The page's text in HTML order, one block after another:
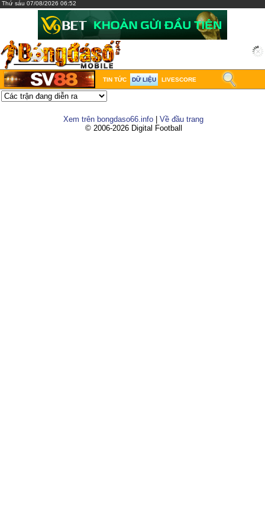
Thứ sáu 07/08/2026 06:52
TIN TỨC DỮ LIỆU LIVESCORE
Xem trên bongdaso66.info
Về đầu trang
© 2006-2026 Digital Football